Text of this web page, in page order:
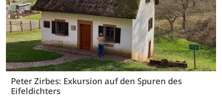
Peter Zirbes: Exkursion auf den Spuren des
Eifeldichters